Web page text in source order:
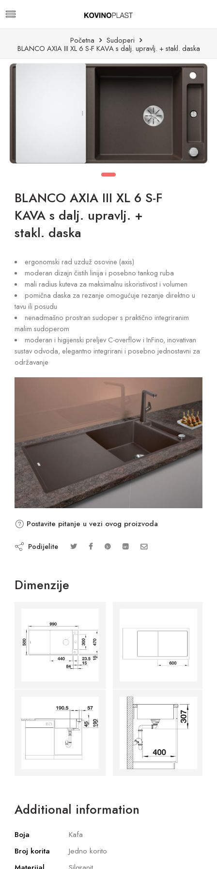
Početna
Sudoperi
BLANCO AXIA III XL 6 S-F KAVA s dalj. upravlj. + stakl. daska
BLANCO AXIA III XL 6 S-F
KAVA s dalj. upravlj. +
stakl. daska
ergonomski rad uzduž osovine (axis)
moderan dizajn čistih linija i posebno tankog ruba
mali radius kuteva za maksimalnu iskoristivost i volumen
pomična daska za rezanje omogućuje rezanje direktno u
tavu ili posudu
nenadmašno prostran sudoper s praktično integriranim
malim sudoperom
moderan i higijenski preljev C-overflow i InFino, inovativan
sustav odvoda, elegantno integrirani i posebno jednostavni za
održavanje
Postavite pitanje u vezi ovog proizvoda
Podijelite
Dimenzije
Additional information
Boja
Kafa
Broj korita
Jedno korito